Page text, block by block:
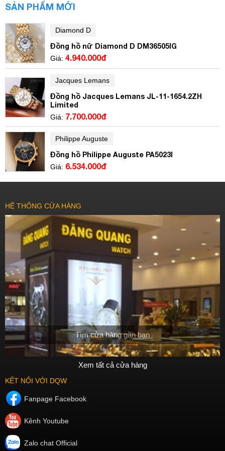
SẢN PHẨM MỚI
Diamond D
Đồng hồ nữ Diamond D DM36505IG
Giá: 4.940.000đ
Jacques Lemans
Đồng hồ Jacques Lemans JL-11-1654.2ZH
Limited
Giá: 7.700.000đ
Philippe Auguste
Đồng hồ Philippe Auguste PA5023I
Giá: 6.534.000đ
HỆ THỐNG CỬA HÀNG
Tìm cửa hàng gần bạn
Xem tất cả cửa hàng
KẾT NỐI VỚI DQW
Fanpage Facebook
Kênh Youtube
Zalo chat Official